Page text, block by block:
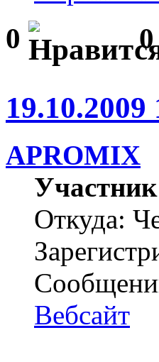
0 0
19.10.2009
APROMIX
Участник
Откуда:
Вебсайт